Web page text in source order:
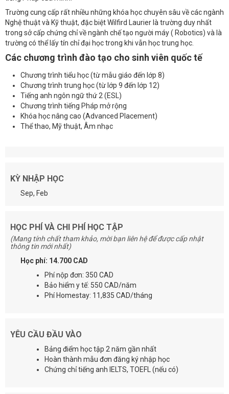
Trường cung cấp rất nhiều những khóa học chuyên sâu về các ngành
Nghệ thuật và Kỹ thuật, đặc biệt Wilfird Laurier là trường duy nhất
trong sở cấp chứng chỉ về ngành chế tạo người máy ( Robotics) và là
trường có thể lấy tín chỉ đại học trong khi vẫn học trung học.
Các chương trình đào tạo cho sinh viên quốc tế
Chương trình tiểu học (từ mẫu giáo đến lớp 8)
Chương trình trung học (từ lớp 9 đến lớp 12)
Tiếng anh ngôn ngữ thứ 2 (ESL)
Chương trình tiếng Pháp mở rộng
Khóa học nâng cao (Advanced Placement)
Thể thao, Mỹ thuật, Âm nhạc
KỲ NHẬP HỌC
Sep, Feb
HỌC PHÍ VÀ CHI PHÍ HỌC TẬP
(Mang tính chất tham khảo, mời bạn liên hệ để được cấp nhật
thông tin mới nhất)
Học phí: 14.700 CAD
Phí nộp đơn: 350 CAD
Bảo hiểm y tế: 550 CAD/năm
Phí Homestay: 11,835 CAD/tháng
YÊU CẦU ĐẦU VÀO
Bảng điểm học tập 2 năm gần nhất
Hoàn thành mẫu đơn đăng ký nhập học
Chứng chỉ tiếng anh IELTS, TOEFL (nếu có)